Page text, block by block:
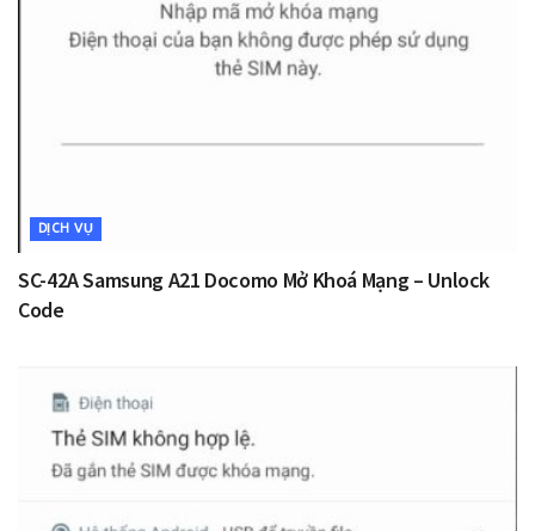
DỊCH VỤ
SC-42A Samsung A21 Docomo Mở Khoá Mạng – Unlock
Code